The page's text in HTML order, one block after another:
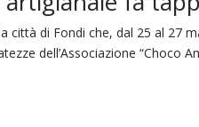
città di Fondi che, dal 25 al 27
dell’Associazione “Choco